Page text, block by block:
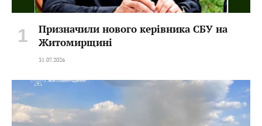
Призначили нового керівника СБУ на
Житомирщині
31.07.2026